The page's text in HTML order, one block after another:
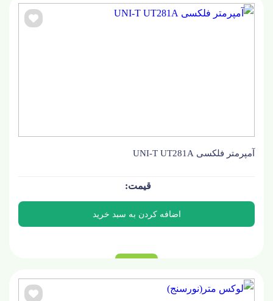
آمپرمتر فلکسی UNI-T UT281A